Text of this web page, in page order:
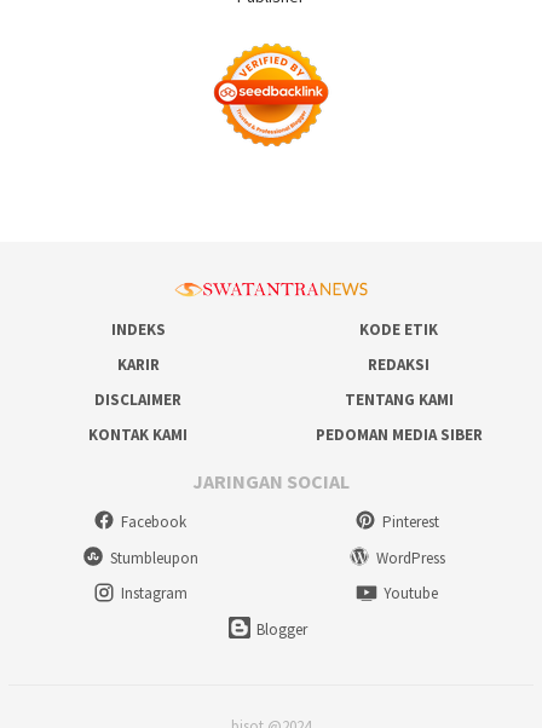
INDEKS
KODE ETIK
KARIR
REDAKSI
DISCLAIMER
TENTANG KAMI
KONTAK KAMI
PEDOMAN MEDIA SIBER
JARINGAN SOCIAL
Facebook
Pinterest
Stumbleupon
WordPress
Instagram
Youtube
Blogger